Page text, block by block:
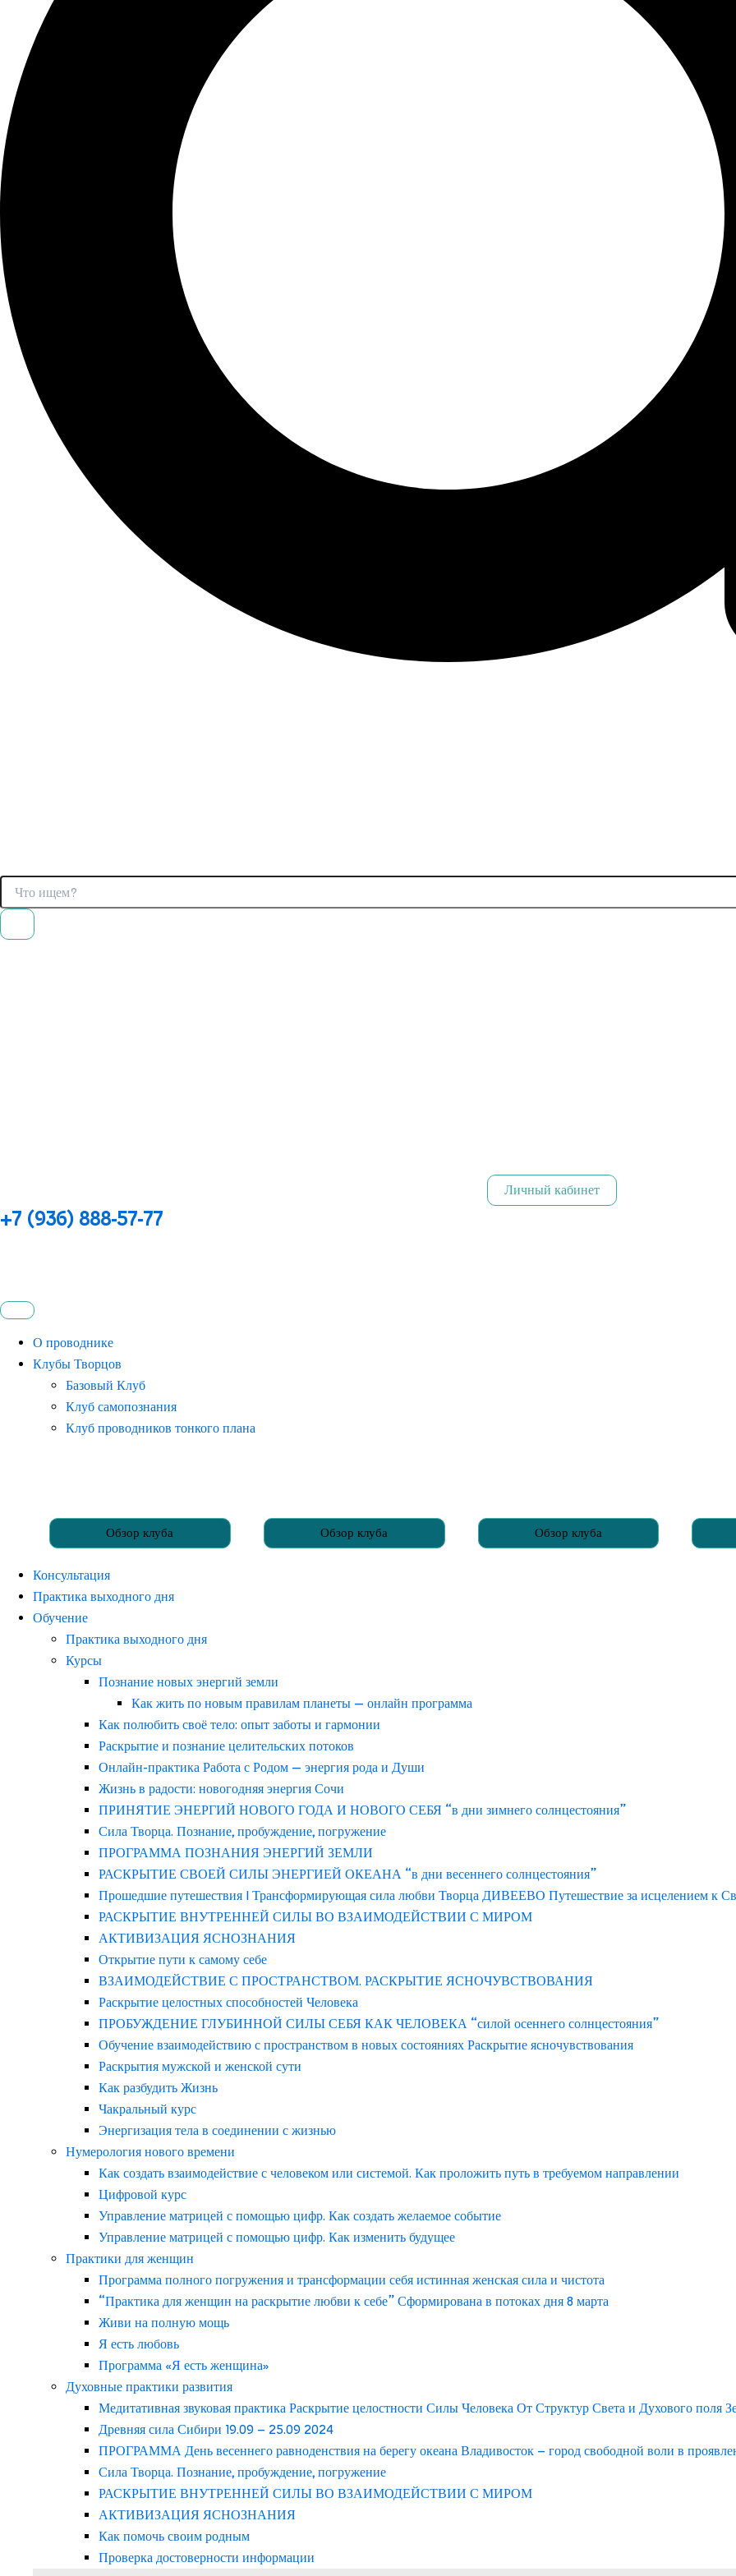
Личный кабинет
+7 (936) 888-57-77
О проводнике
Клубы Творцов
Базовый Клуб
Клуб самопознания
Клуб проводников тонкого плана
Обзор клуба Обзор клуба Обзор клуба
Консультация
Практика выходного дня
Обучение
Практика выходного дня
Курсы
Познание новых энергий земли
Как жить по новым правилам планеты — онлайн программа
Как полюбить своё тело: опыт заботы и гармонии
Раскрытие и познание целительских потоков
Онлайн-практика Работа с Родом — энергия рода и Души
Жизнь в радости: новогодняя энергия Сочи
ПРИНЯТИЕ ЭНЕРГИЙ НОВОГО ГОДА И НОВОГО СЕБЯ “в дни зимнего солнцестояния”
Сила Творца. Познание, пробуждение, погружение
ПРОГРАММА ПОЗНАНИЯ ЭНЕРГИЙ ЗЕМЛИ
РАСКРЫТИЕ СВОЕЙ СИЛЫ ЭНЕРГИЕЙ ОКЕАНА “в дни весеннего солнцестояния”
Прошедшие путешествия | Трансформирующая сила любви Творца ДИВЕЕВО Путешествие за исцелением к
РАСКРЫТИЕ ВНУТРЕННЕЙ СИЛЫ ВО ВЗАИМОДЕЙСТВИИ С МИРОМ
АКТИВИЗАЦИЯ ЯСНОЗНАНИЯ
Открытие пути к самому себе
ВЗАИМОДЕЙСТВИЕ С ПРОСТРАНСТВОМ. РАСКРЫТИЕ ЯСНОЧУВСТВОВАНИЯ
Раскрытие целостных способностей Человека
ПРОБУЖДЕНИЕ ГЛУБИННОЙ СИЛЫ СЕБЯ КАК ЧЕЛОВЕКА “силой осеннего солнцестояния”
Обучение взаимодействию с пространством в новых состояниях Раскрытие ясночувствования
Раскрытия мужской и женской сути
Как разбудить Жизнь
Чакральный курс
Энергизация тела в соединении с жизнью
Нумерология нового времени
Как создать взаимодействие с человеком или системой. Как проложить путь в требуемом направлении
Цифровой курс
Управление матрицей с помощью цифр. Как создать желаемое событие
Управление матрицей с помощью цифр. Как изменить будущее
Практики для женщин
Программа полного погружения и трансформации себя истинная женская сила и чистота
“Практика для женщин на раскрытие любви к себе” Сформирована в потоках дня 8 марта
Живи на полную мощь
Я есть любовь
Программа «Я есть женщина»
Духовные практики развития
Медитативная звуковая практика Раскрытие целостности Силы Человека От Структур Света и Духового поля
Древняя сила Сибири 19.09 – 25.09 2024
ПРОГРАММА День весеннего равноденствия на берегу океана Владивосток – город свободной воли в
Сила Творца. Познание, пробуждение, погружение
РАСКРЫТИЕ ВНУТРЕННЕЙ СИЛЫ ВО ВЗАИМОДЕЙСТВИИ С МИРОМ
АКТИВИЗАЦИЯ ЯСНОЗНАНИЯ
Как помочь своим родным
Проверка достоверности информации